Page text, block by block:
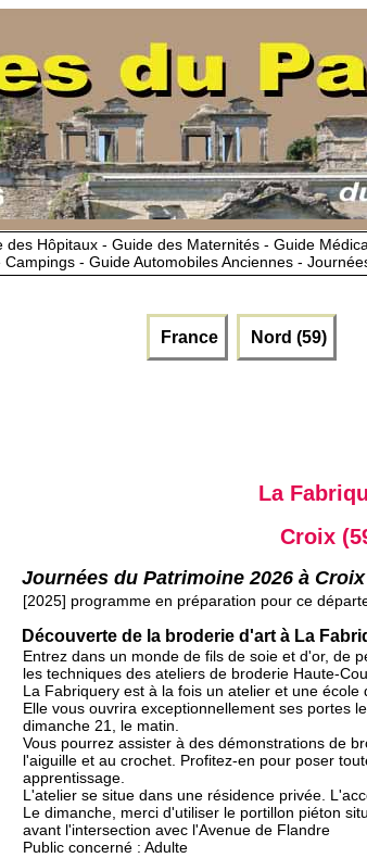
Hôpitaux - Guide des Maternités - Guide
- Guide Automobiles Anciennes -
France Nord (59)
La
Croix
Journées du Patrimoine 2026 à Croix
[2025] programme en préparation pour ce
Découverte de la broderie d'art à La
Entrez dans un monde de fils de soie et d'or, de
les techniques des ateliers de broderie Haute-
La Fabriquery est à la fois un atelier et une école
Elle vous ouvrira exceptionnellement ses portes
dimanche 21, le matin.
Vous pourrez assister à des démonstrations de
l'aiguille et au crochet. Profitez-en pour poser
apprentissage.
L'atelier se situe dans une résidence privée.
Le dimanche, merci d'utiliser le portillon piéton
avant l'intersection avec l'Avenue de Flandre
Public concerné : Adulte